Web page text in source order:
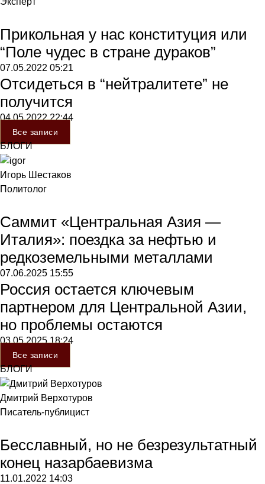
Прикольная у нас конституция или
“Поле чудес в стране дураков”
07.05.2022 05:21
Отсидеться в “нейтралитете” не
получится
04.05.202222:44
Все записи
БЛОГИ
Игорь Шестаков
Политолог
Саммит «Центральная Азия —
Италия»: поездка за нефтью и
редкоземельными металлами
07.06.2025 15:55
Россия остается ключевым
партнером для Центральной Азии,
но проблемы остаются
03.05.202518:24
Все записи
БЛОГИ
Дмитрий Верхотуров
Писатель-публицист
Бесславный, но не безрезультатный
конец назарбаевизма
11.01.2022 14:03